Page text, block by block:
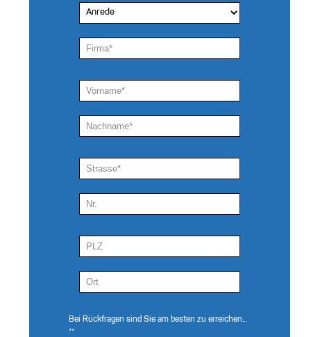
Bei Rückfragen sind Sie am besten zu erreichen...
**